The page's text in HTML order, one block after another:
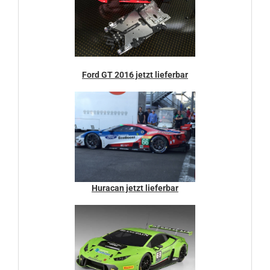
Ford GT 2016 jetzt lieferbar
Huracan jetzt lieferbar